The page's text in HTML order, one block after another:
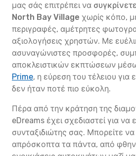
μας σάς επιτρέπει να
North Bay Village χωρίς κόπο,
περιγραφές, αμέτρητες
αξιολογήσεις χρηστών. Με
ασυναγώνιστες προσφορές,
αποκλειστικών εκπτώσεων
Prime, η εύρεση του τέλειου για
δεν ήταν ποτέ πιο εύκολη.
Πέρα από την κράτηση της
eDreams έχει σχεδιαστεί για να
συνταξιδιώτης σας. Μπορείτε
απρόσκοπτα τα πάντα, από